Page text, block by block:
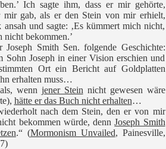
Ich sagte ihm, dass er mir gehörte,
mir gab, als er den Stein von mir erhielt,
und sagte: ‚Es kümmert mich nicht,
bekommen.’
Smith Sen. folgende Geschichte:
Sohn Joseph in einer Vision erschien und
Ort ein Bericht auf Goldplatten
erhalten muss…
wenn jener Stein nicht gewesen wäre
hätte er das Buch nicht erhalten…
nach dem Stein, den er von mir
bekommen würde, dennJoseph Smith
.“ (Mormonism Unvailed, Painesville,